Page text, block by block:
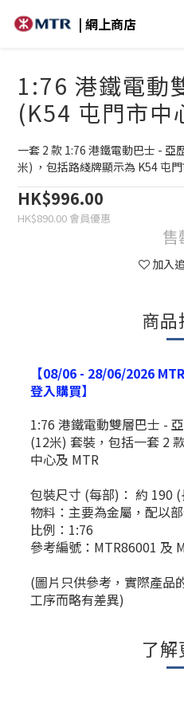
| 網上商店
1:76 港鐵電動
(K54 屯門市中
一套 2 款 1:76 港鐵電動巴士 -
米) ，包括路綫牌顯示為 K54 屯
HK$996.00
HK$890.00
售
加入
商品
【08/06 - 28/06/2026
登入購買】
1:76 港鐵電動雙層巴士 -
(12米) 套裝，包括一套 2
中心及 MTR
包裝尺寸 (每部)： 約 190
物料：主要為金屬，配以
比例：1:76
參考編號：MTR86001 及
(圖片只供參考，實際產品
工序而略有差異)
了解